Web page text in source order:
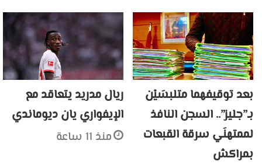
بعد توقيفهما متلبسَيْن
بـ”جليز”.. السجن النافذ
لممتهنَي سرقة القبعات
بمراكش
ريال مدريد يتعاقد مع
الإيفواري يان ديوماندي
منذ 11 ساعة